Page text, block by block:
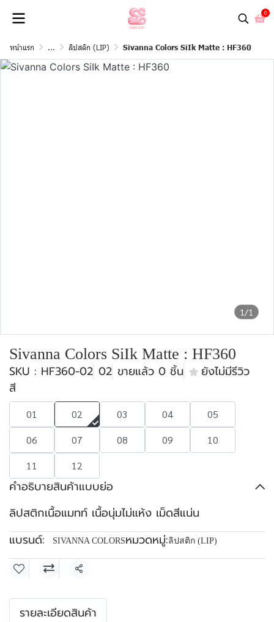
0
หน้าแรก ... ลิปสติก (LIP) Sivanna Colors SiIk Matte : HF360
1/1
Sivanna Colors SiIk Matte : HF360
SKU : HF360-02 02 ขายแล้ว 0 ชิ้น
ยังไม่มีรีวิว
สี
01 02 03 04
05
06
07 08 09
10
11
12
คำอธิบายสินค้าแบบย่อ
ลิปสติกเนื้อแมทท์ เนื้อนุ่มไม่แห้ง เม็ดสีแน่น
แบรนด์:
SIVANNA COLORSหมวดหมู่:ลิปสติก (LIP)
แชร์
รายละเอียดสินค้า